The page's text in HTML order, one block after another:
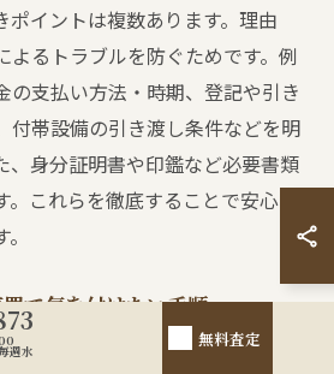
ポイントは複数あります。理由
よるトラブルを防ぐためです。例
の支払い方法・時期、登記や引き
付帯設備の引き渡し条件などを明
、身分証明書や印鑑など必要書類
これらを徹底することで安心し
で気を付けたい手順
序立てて進めることがポイントで
週水
無料査定